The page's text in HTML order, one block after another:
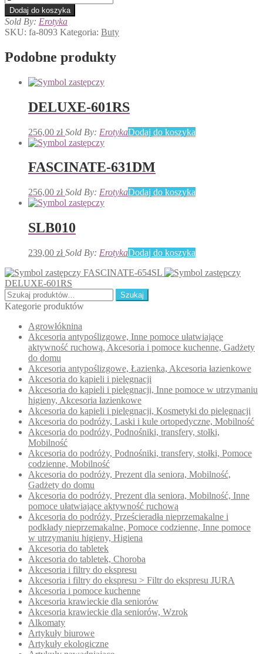
TLB028
Dodaj do koszyka
Sold By: Erotyka
SKU: fa-8093 Kategoria: Buty
Podobne produkty
DELUXE-601RS
256,00 zł Sold By: ErotykaDodaj do koszyka
FASCINATE-631DM
256,00 zł Sold By: ErotykaDodaj do koszyka
SLB010
239,00 zł Sold By: ErotykaDodaj do koszyka
FASCINATE-654SL
DELUXE-601RS
Szukaj:
Szukaj
Kategorie produktów
Agrowłóknina
Akcesoria antypoślizgowe, Inne pomoce ułatwiające
aktywność ruchową, Akcesoria i pomoce kuchenne, Gadżety
do domu
Akcesoria antypoślizgowe, Łazienka, Akcesoria łazienkowe
Akcesoria do kąpieli i pielęgnacji
Akcesoria do kąpieli i pielęgnacji, Inne pomoce w utrzymaniu
higieny, Akcesoria łazienkowe
Akcesoria do kąpieli i pielęgnacji, Kosmetyki do pielęgnacji
Akcesoria do podróży, Laski i kule ortopedyczne, Mobilność
Akcesoria do podróży, Podnośniki, transfery, stołki,
Mobilność
Akcesoria do podróży, Podnośniki, transfery, stołki, Pomoce
codzienne, Mobilność
Akcesoria do podróży, Prezent dla seniora, Mobilność,
Gadżety do domu
Akcesoria do podróży, Prezent dla seniora, Mobilność, Inne
pomoce ułatwiające aktywność ruchową
Akcesoria do podróży, Prześcieradła nieprzemakalne i
podkłady nieprzemakalne, Pomoce codzienne, Inne pomoce
w utrzymaniu higieny, Higiena
Akcesoria do tabletek
Akcesoria do tabletek, Choroba
Akcesoria i filtry do ekspresu
Akcesoria i filtry do ekspresu > Filtr do ekspresu JURA
Akcesoria i pomoce kuchenne
Akcesoria krawieckie dla seniorów
Akcesoria krawieckie dla seniorów, Wzrok
Alkomaty
Artykuły biurowe
Artykuły ekologiczne